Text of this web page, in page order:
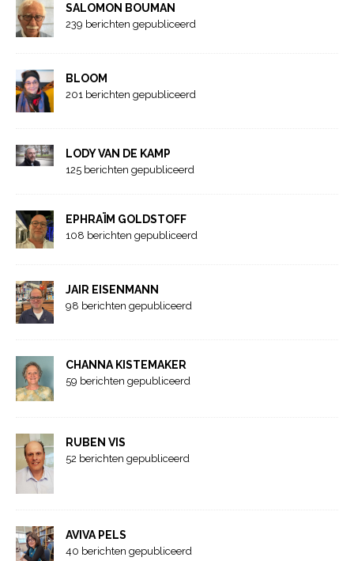
SALOMON BOUMAN
239 berichten gepubliceerd
BLOOM
201 berichten gepubliceerd
LODY VAN DE KAMP
125 berichten gepubliceerd
EPHRAÏM GOLDSTOFF
108 berichten gepubliceerd
JAIR EISENMANN
98 berichten gepubliceerd
CHANNA KISTEMAKER
59 berichten gepubliceerd
RUBEN VIS
52 berichten gepubliceerd
AVIVA PELS
40 berichten gepubliceerd